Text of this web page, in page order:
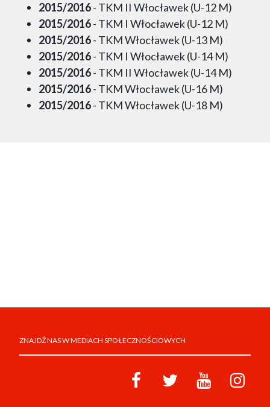
2015/2016- TKM II Włocławek (U-12 M)
2015/2016- TKM I Włocławek (U-12 M)
2015/2016- TKM Włocławek (U-13 M)
2015/2016- TKM I Włocławek (U-14 M)
2015/2016- TKM II Włocławek (U-14 M)
2015/2016- TKM Włocławek (U-16 M)
2015/2016- TKM Włocławek (U-18 M)
ZNAJDŹ NAS W MEDIACH SPOŁECZNOŚCIOWYCH